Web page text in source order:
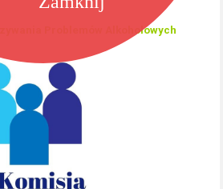
Problemów Alkoholowych